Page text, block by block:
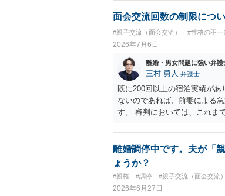
面会交流回数の制限につ
#親子交流（面会交流） #性格の不一
2026年7月6日
離婚・男女問題に強い弁護
三村 勇人 弁護士
既に200回以上の宿泊実績が
ないのであれば、前妻による
す。 審判においては、これま
離婚調停中です。夫が「
ょうか？
#親権 #調停 #親子交流（面会交流）
2026年6月27日